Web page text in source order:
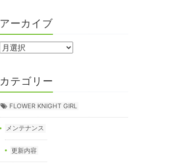
アーカイブ
カテゴリー
FLOWER KNIGHT GIRL
メンテナンス
更新内容